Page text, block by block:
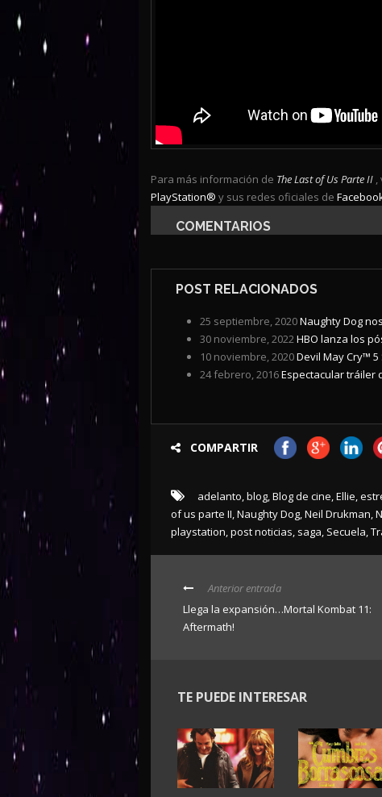
Para más información de The Last of Us Parte II ,
PlayStation® y sus redes oficiales de
COMENTARIOS
POST RELACIONADOS
25 septiembre, 2020Naughty Dog
30 noviembre, 2022HBO lanza los
10 noviembre, 2020Devil May Cry™
24 febrero, 2016Espectacular tráiler
COMPARTIR
adelanto,blog,Blog de cine,Ellie,
of us parte II,Naughty Dog,Neil Drukman,
playstation,post noticias, saga, Secuela,
Anterior entrada
Llega la expansión…Mortal Kombat 11:
Aftermath!
TE PUEDE INTERESAR